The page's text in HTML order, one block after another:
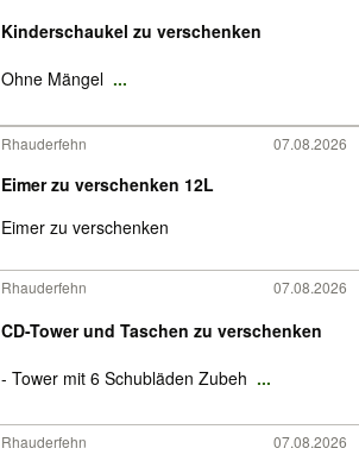
Kinderschaukel zu verschenken
Ohne Mängel ...
Rhauderfehn 07.08.2026
Eimer zu verschenken 12L
Eimer zu verschenken
Rhauderfehn 07.08.2026
CD-Tower und Taschen zu verschenken
- Tower mit 6 Schubläden Zubeh ...
Rhauderfehn 07.08.2026